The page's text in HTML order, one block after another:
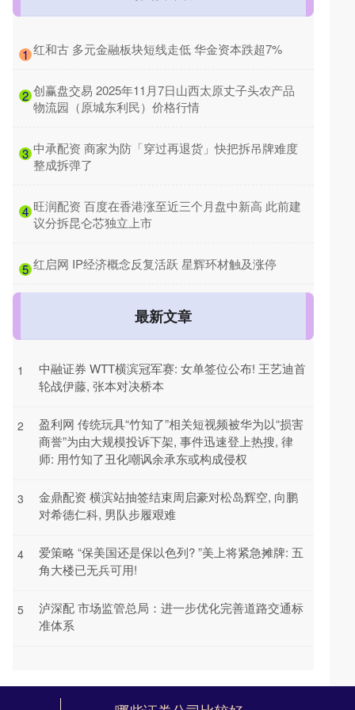
1 ​红和古 多元金融板块短线走低 华金资本跌超7%
2 ​创赢盘交易 2025年11月7日山西太原丈子头农产品
物流园（原城东利民）价格行情
3 ​中承配资 商家为防「穿过再退货」快把拆吊牌难度
整成拆弹了
4 ​旺润配资 百度在香港涨至近三个月盘中新高 此前建
议分拆昆仑芯独立上市
5 ​红启网 IP经济概念反复活跃 星辉环材触及涨停
最新文章
1
中融证券 WTT横滨冠军赛: 女单签位公布! 王艺迪首
轮战伊藤, 张本对决桥本
2
盈利网 传统玩具“竹知了”相关短视频被华为以“损害
商誉”为由大规模投诉下架, 事件迅速登上热搜, 律
师: 用竹知了丑化嘲讽余承东或构成侵权
3
金鼎配资 横滨站抽签结束周启豪对松岛辉空, 向鹏
对希德仁科, 男队步履艰难
4
爱策略 “保美国还是保以色列? ”美上将紧急摊牌: 五
角大楼已无兵可用!
5
泸深配 市场监管总局：进一步优化完善道路交通标
准体系